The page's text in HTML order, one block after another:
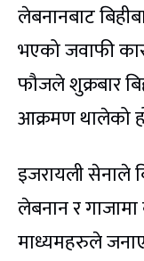
लेबनानबाट
भएको जवाफी
फौजले शुक्रबार
आक्रमण थालेको
इजरायली सेनाले
लेबनान र गाजामा
माध्यमहरुले